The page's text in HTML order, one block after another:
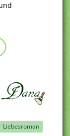
Liebesroman